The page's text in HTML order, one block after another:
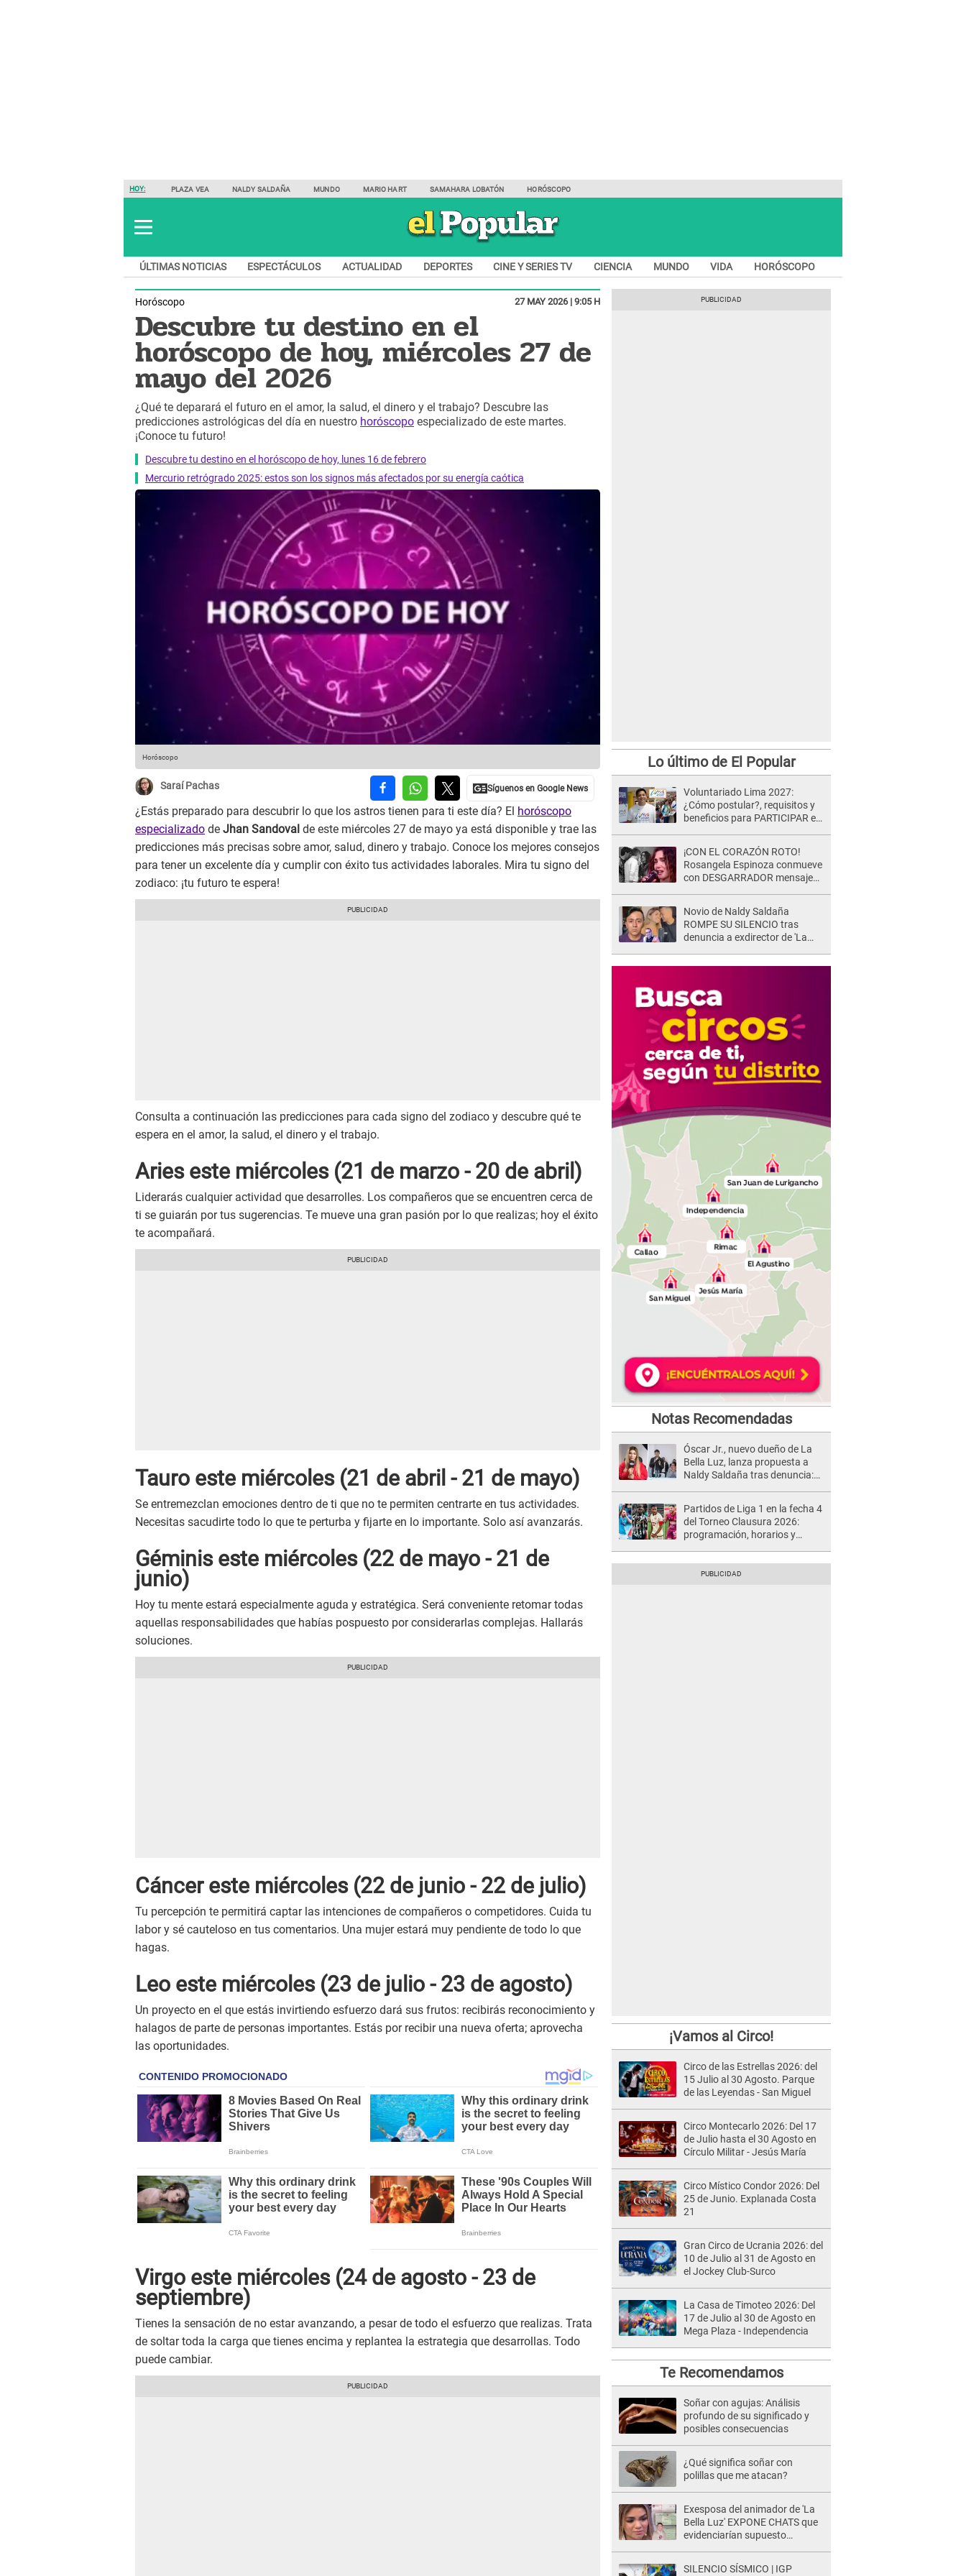
HOY: PLAZA VEA NALDY SALDAÑA MUNDO MARIO HART SAMAHARA LOBATÓN HORÓSCOPO
ÚLTIMAS NOTICIAS ESPECTÁCULOS ACTUALIDAD DEPORTES CINE Y SERIES TV CIENCIA MUNDO VIDA HORÓSCOPO
Horóscopo 27 MAY 2026 | 9:05 H
Descubre tu destino en el
horóscopo de hoy, miércoles 27 de
mayo del 2026
¿Qué te deparará el futuro en el amor, la salud, el dinero y el trabajo? Descubre las
predicciones astrológicas del día en nuestro horóscopo especializado de este martes.
¡Conoce tu futuro!
Descubre tu destino en el horóscopo de hoy, lunes 16 de febrero
Mercurio retrógrado 2025: estos son los signos más afectados por su energía caótica
Horóscopo
Saraí Pachas
¿Estás preparado para descubrir lo que los astros tienen para ti este día? El horóscopo
especializado de Jhan Sandoval de este miércoles 27 de mayo ya está disponible y trae las
predicciones más precisas sobre amor, salud, dinero y trabajo. Conoce los mejores consejos
para tener un excelente día y cumplir con éxito tus actividades laborales. Mira tu signo del
zodiaco: ¡tu futuro te espera!
Consulta a continuación las predicciones para cada signo del zodiaco y descubre qué te
espera en el amor, la salud, el dinero y el trabajo.
Aries este miércoles (21 de marzo - 20 de abril)
Liderarás cualquier actividad que desarrolles. Los compañeros que se encuentren cerca de
ti se guiarán por tus sugerencias. Te mueve una gran pasión por lo que realizas; hoy el éxito
te acompañará.
Tauro este miércoles (21 de abril - 21 de mayo)
Se entremezclan emociones dentro de ti que no te permiten centrarte en tus actividades.
Necesitas sacudirte todo lo que te perturba y fijarte en lo importante. Solo así avanzarás.
Géminis este miércoles (22 de mayo - 21 de
junio)
Hoy tu mente estará especialmente aguda y estratégica. Será conveniente retomar todas
aquellas responsabilidades que habías pospuesto por considerarlas complejas. Hallarás
soluciones.
Cáncer este miércoles (22 de junio - 22 de julio)
Tu percepción te permitirá captar las intenciones de compañeros o competidores. Cuida tu
labor y sé cauteloso en tus comentarios. Una mujer estará muy pendiente de todo lo que
hagas.
Leo este miércoles (23 de julio - 23 de agosto)
Un proyecto en el que estás invirtiendo esfuerzo dará sus frutos: recibirás reconocimiento y
halagos de parte de personas importantes. Estás por recibir una nueva oferta; aprovecha
las oportunidades.
Virgo este miércoles (24 de agosto - 23 de
septiembre)
Tienes la sensación de no estar avanzando, a pesar de todo el esfuerzo que realizas. Trata
de soltar toda la carga que tienes encima y replantea la estrategia que desarrollas. Todo
puede cambiar.
Lo último de El Popular
Voluntariado Lima 2027:
¿Cómo postular?, requisitos y
beneficios para PARTICIPAR en
¡CON EL CORAZÓN ROTO!
Rosangela Espinoza conmueve
con DESGARRADOR mensaje
Novio de Naldy Saldaña
ROMPE SU SILENCIO tras
denuncia a exdirector de 'La
Notas Recomendadas
Óscar Jr., nuevo dueño de La
Bella Luz, lanza propuesta a
Naldy Saldaña tras denuncia:
Partidos de Liga 1 en la fecha 4
del Torneo Clausura 2026:
programación, horarios y
¡Vamos al Circo!
Circo de las Estrellas 2026: del
15 Julio al 30 Agosto. Parque
de las Leyendas - San Miguel
Circo Montecarlo 2026: Del 17
de Julio hasta el 30 Agosto en
Círculo Militar - Jesús María
Circo Místico Condor 2026: Del
25 de Junio. Explanada Costa
21
Gran Circo de Ucrania 2026: del
10 de Julio al 31 de Agosto en
el Jockey Club-Surco
La Casa de Timoteo 2026: Del
17 de Julio al 30 de Agosto en
Mega Plaza - Independencia
Te Recomendamos
Soñar con agujas: Análisis
profundo de su significado y
posibles consecuencias
¿Qué significa soñar con
polillas que me atacan?
Exesposa del animador de 'La
Bella Luz' EXPONE CHATS que
evidenciarían supuesto
Saldaña, pese a tener pareja
SILENCIO SÍSMICO | IGP